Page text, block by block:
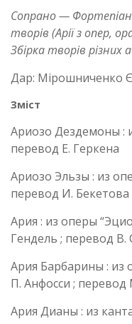
Сопрано —
творів (Арії з опер,
Збірка творів різних
Дар: Мірошниченко
Зміст
Ариозо Дездемоны :
перевод Е. Геркена
Ариозо Эльзы : из
перевод И. Бекетова
Ария : из оперы
Гендель ; перевод В.
Ария Барбарины : из
П. Анфосси ;
Ария Дианы : из